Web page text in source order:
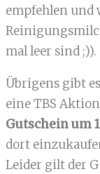
empfehlen und
mal leer sind ;)).
Übrigens gibt
eine TBS
Gutschein um
dort
Leider gilt der